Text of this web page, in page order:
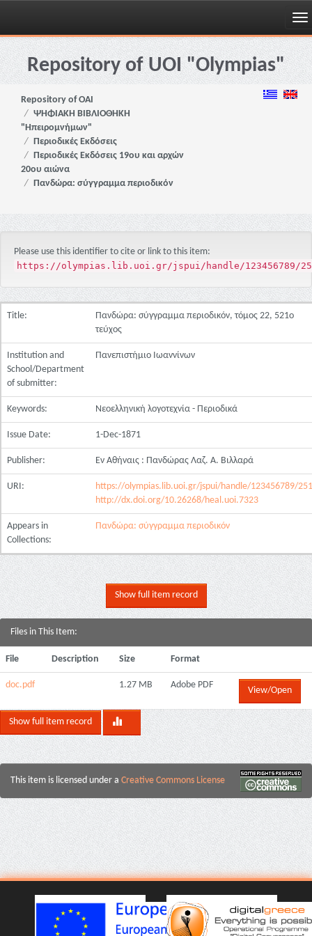
Skip
navigationRepository of UOI "Olympias"
Repository of OAI
ΨΗΦΙΑΚΗ ΒΙΒΛΙΟΘΗΚΗ
"Ηπειρομνήμων"
Περιοδικές Εκδόσεις
Περιοδικές Εκδόσεις 19ου και αρχών
20ου αιώνα
Πανδώρα: σύγγραμμα περιοδικόν
Please use this identifier to cite or link to this item:
https://olympias.lib.uoi.gr/jspui/handle/123456789/
Title:
Πανδώρα: σύγγραμμα περιοδικόν, τόμος 22, 521ο
τεύχος
Institution and
School/Department
of submitter:
Πανεπιστήμιο Ιωαννίνων
Keywords: Νεοελληνική λογοτεχνία - Περιοδικά
Issue Date: 1-Dec-1871
Publisher: Εν Αθήναις : Πανδώρας Λαζ. Α. Βιλλαρά
URI:
https://olympias.lib.uoi.gr/jspui/handle/123456789/
http://dx.doi.org/10.26268/heal.uoi.7323
Appears in
Collections:
Πανδώρα: σύγγραμμα περιοδικόν
Show full item record
Files in This Item:
File Description Size Format
doc.pdf 1.27 MB Adobe PDF
View/Open
Show full item record
This item is licensed under a Creative Commons License